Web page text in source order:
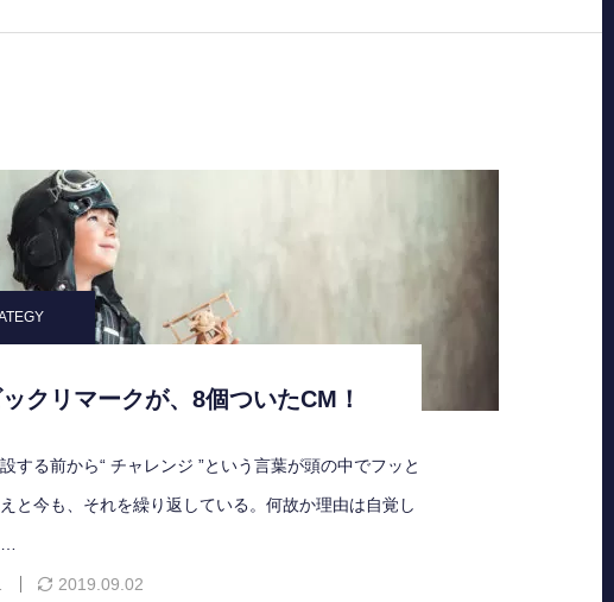
ックリマークが、8個ついたCM！
する前から“ チャレンジ ”という言葉が頭の中でフッと
と今も、それを繰り返している。何故か理由は自覚し
2019.09.02